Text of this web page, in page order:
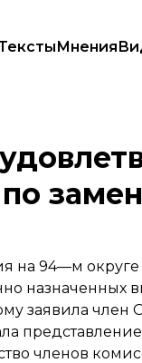
Мнения
по замене
на 94—м
назначенных
заявила член
членов